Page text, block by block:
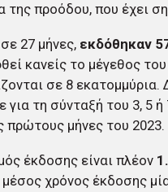
της προόδου, που έχει
27 μήνες, εκδόθηκαν
κανείς το μέγεθος
σε 8
για τη σύνταξή του 3, 5
πρώτους μήνες του 2023.
έκδοσης είναι πλέον
χρόνος έκδοσης